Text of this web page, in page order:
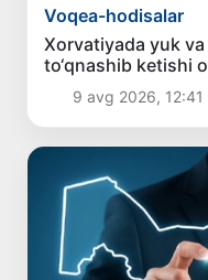
Voqea-hodisalar
Xorvatiyada yuk
to‘qnashib ketishi
9 avg 2026, 12:41